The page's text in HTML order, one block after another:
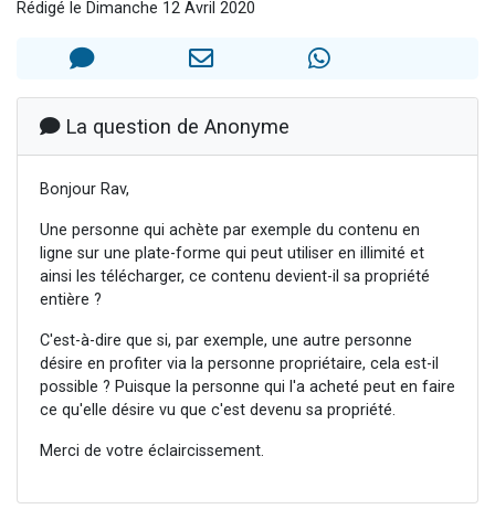
30 personnes viennent de faire un don pour Sauvez la jambe de Yohan
12 nouvelles musiques dans Torah-Box Music
29 personnes viennent de demander une bénédiction
Rédigé le Dimanche 12 Avril 2020
La question de Anonyme
Bonjour Rav,
Une personne qui achète par exemple du contenu en
ligne sur une plate-forme qui peut utiliser en illimité et
ainsi les télécharger, ce contenu devient-il sa propriété
entière ?
C'est-à-dire que si, par exemple, une autre personne
désire en profiter via la personne propriétaire, cela est-il
possible ? Puisque la personne qui l'a acheté peut en faire
ce qu'elle désire vu que c'est devenu sa propriété.
Merci de votre éclaircissement.